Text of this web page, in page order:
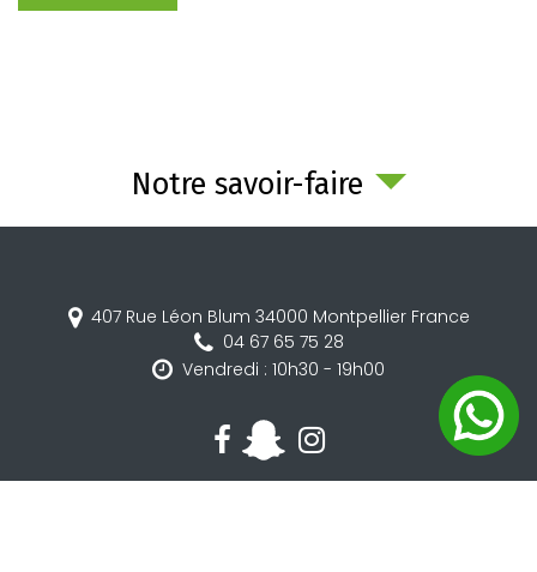
Notre savoir-faire
407 Rue Léon Blum 34000 Montpellier France
04 67 65 75 28
Vendredi : 10h30 - 19h00